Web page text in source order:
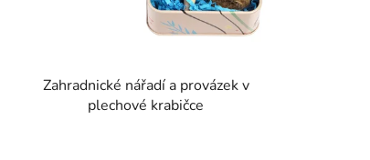
Zahradnické nářadí a provázek v
plechové krabičce